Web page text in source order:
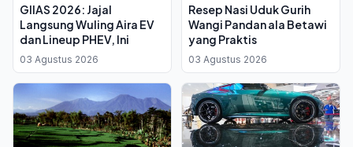
GIIAS 2026: Jajal
Langsung Wuling Aira EV
dan Lineup PHEV, Ini
03 Agustus 2026
Resep Nasi Uduk Gurih
Wangi Pandan ala Betawi
yang Praktis
03 Agustus 2026